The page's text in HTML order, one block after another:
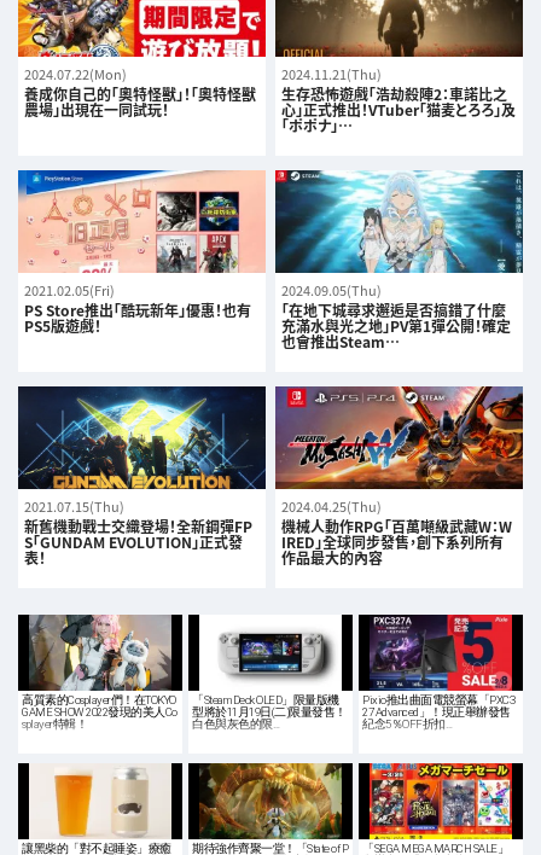
2024.07.22(Mon)
養成你自己的「奧特怪獸」！「奧特怪獸
農場」出現在一同試玩！
2024.11.21(Thu)
生存恐怖遊戲「浩劫殺陣2：車諾比之
心」正式推出！VTuber「猫麦とろろ」及
「ポポナ」…
2021.02.05(Fri)
PS Store推出「酷玩新年」優惠！也有
PS5版遊戲！
2024.09.05(Thu)
「在地下城尋求邂逅是否搞錯了什麼
充滿水與光之地」PV第1彈公開！確定
也會推出Steam…
2021.07.15(Thu)
新舊機動戰士交織登場！全新鋼彈FP
S「GUNDAM EVOLUTION」正式發
表！
2024.04.25(Thu)
機械人動作RPG「百萬噸級武藏W：W
IRED」全球同步發售，創下系列所有
作品最大的內容
高質素的Cosplayer們！在TOKYO
GAME SHOW 2022發現的美人Co
splayer特輯！
「Steam Deck OLED」限量版機
型將於11月19日(二)限量發售！
白色與灰色的限…
Pixio推出曲面電競螢幕「PXC3
27 Advanced」！現正舉辦發售
紀念5％OFF折扣…
讓黑柴的「對不起睡姿」療癒
期待強作齊聚一堂！「State of P
「SEGA MEGA MARCH SALE」